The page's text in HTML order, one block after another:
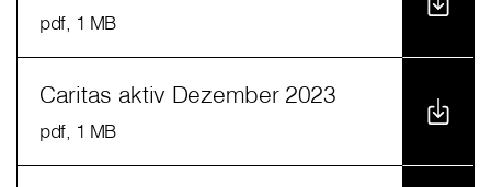
pdf, 1 MB
Caritas aktiv Dezember 2023
pdf, 1 MB